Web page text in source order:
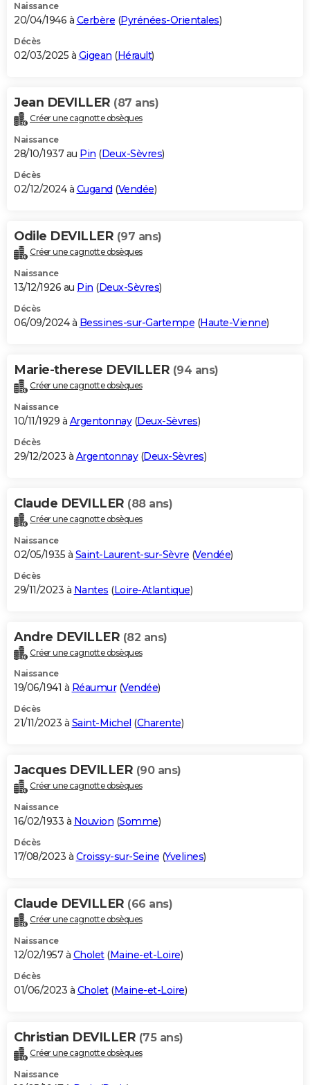
Naissance
20/04/1946 à Cerbère (Pyrénées-Orientales)
Décès
02/03/2025 à Gigean (Hérault)
Jean DEVILLER (87 ans)
Créer une cagnotte obsèques
Naissance
28/10/1937 au Pin (Deux-Sèvres)
Décès
02/12/2024 à Cugand (Vendée)
Odile DEVILLER (97 ans)
Créer une cagnotte obsèques
Naissance
13/12/1926 au Pin (Deux-Sèvres)
Décès
06/09/2024 à Bessines-sur-Gartempe (Haute-Vienne)
Marie-therese DEVILLER (94 ans)
Créer une cagnotte obsèques
Naissance
10/11/1929 à Argentonnay(Deux-Sèvres)
Décès
29/12/2023 à Argentonnay(Deux-Sèvres)
Claude DEVILLER (88 ans)
Créer une cagnotte obsèques
Naissance
02/05/1935 à Saint-Laurent-sur-Sèvre (Vendée)
Décès
29/11/2023 à Nantes (Loire-Atlantique)
Andre DEVILLER (82 ans)
Créer une cagnotte obsèques
Naissance
19/06/1941 à Réaumur(Vendée)
Décès
21/11/2023 à Saint-Michel (Charente)
Jacques DEVILLER (90 ans)
Créer une cagnotte obsèques
Naissance
16/02/1933 à Nouvion (Somme)
Décès
17/08/2023 à Croissy-sur-Seine (Yvelines)
Claude DEVILLER (66 ans)
Créer une cagnotte obsèques
Naissance
12/02/1957 à Cholet(Maine-et-Loire)
Décès
01/06/2023 à Cholet(Maine-et-Loire)
Christian DEVILLER (75 ans)
Créer une cagnotte obsèques
Naissance